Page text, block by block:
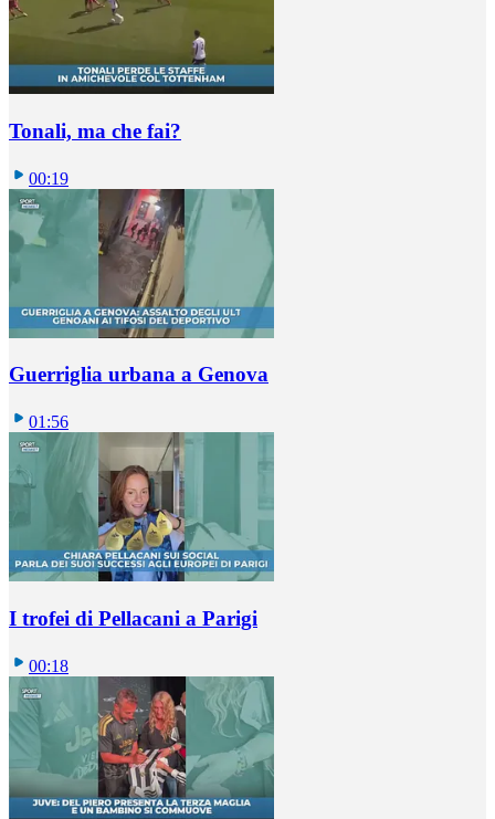
Tonali, ma che fai?
00:19
Guerriglia urbana a Genova
01:56
I trofei di Pellacani a Parigi
00:18